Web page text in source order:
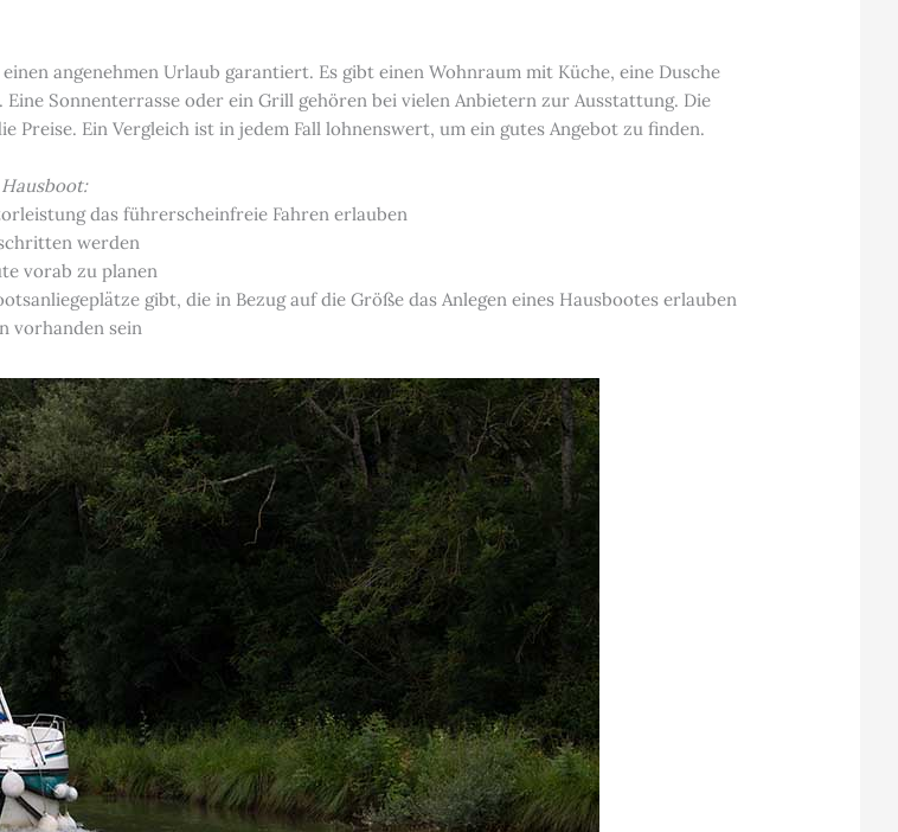
angenehmen Urlaub garantiert. Es gibt einen Wohnraum mit Küche, eine Dusche
Sonnenterrasse oder ein Grill gehören bei vielen Anbietern zur Ausstattung. Die
Ein Vergleich ist in jedem Fall lohnenswert, um ein gutes Angebot zu finden.
das führerscheinfreie Fahren erlauben
werden
vorab zu planen
gibt, die in Bezug auf die Größe das Anlegen eines Hausbootes erlauben
vorhanden sein